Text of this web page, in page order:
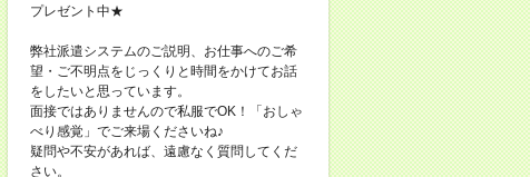
プレゼント中★
弊社派遣システムのご説明、お仕事へのご希
望・ご不明点をじっくりと時間をかけてお話
をしたいと思っています。
面接ではありませんので私服でOK！「おしゃ
べり感覚」でご来場くださいね♪
疑問や不安があれば、遠慮なく質問してくだ
さい。